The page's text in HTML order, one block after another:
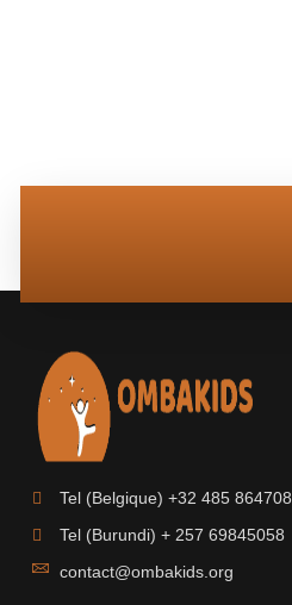
Tel (Belgique) +32 485 864708
Tel (Burundi) + 257 69845058
contact@ombakids.org